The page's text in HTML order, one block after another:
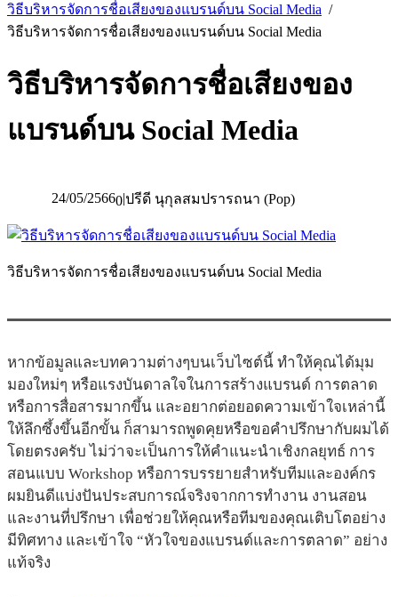
วิธีบริหารจัดการชื่อเสียงของแบรนด์บน Social Media
วิธีบริหารจัดการชื่อเสียงของแบรนด์บน Social Media
วิธีบริหารจัดการชื่อเสียงของ
แบรนด์บน Social Media
24/05/25660|ปรีดี นุกุลสมปรารถนา (Pop)
วิธีบริหารจัดการชื่อเสียงของแบรนด์บน Social Media
หากข้อมูลและบทความต่างๆบนเว็บไซต์นี้ ทำให้คุณได้มุม
มองใหม่ๆ หรือแรงบันดาลใจในการสร้างแบรนด์ การตลาด
หรือการสื่อสารมากขึ้น และอยากต่อยอดความเข้าใจเหล่านี้
ให้ลึกซึ้งขึ้นอีกขั้น ก็สามารถพูดคุยหรือขอคำปรึกษากับผมได้
โดยตรงครับ ไม่ว่าจะเป็นการให้คำแนะนำเชิงกลยุทธ์ การ
สอนแบบ Workshop หรือการบรรยายสำหรับทีมและองค์กร
ผมยินดีแบ่งปันประสบการณ์จริงจากการทำงาน งานสอน
และงานที่ปรึกษา เพื่อช่วยให้คุณหรือทีมของคุณเติบโตอย่าง
มีทิศทาง และเข้าใจ “หัวใจของแบรนด์และการตลาด” อย่าง
แท้จริง